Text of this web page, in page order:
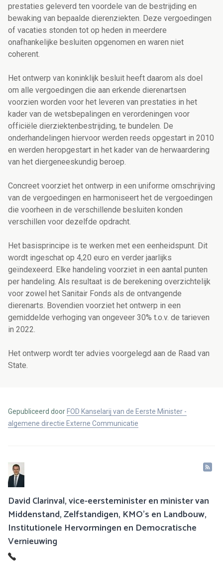
prestaties geleverd ten voordele van de bestrijding en
bewaking van bepaalde dierenziekten. Deze vergoedingen
of vacaties stonden tot op heden in meerdere
onafhankelijke besluiten opgenomen en waren niet
coherent.
Het ontwerp van koninklijk besluit heeft daarom als doel
om alle vergoedingen die aan erkende dierenartsen
voorzien worden voor het leveren van prestaties in het
kader van de wetsbepalingen en verordeningen voor
officiële dierziektenbestrijding, te bundelen. De
onderhandelingen hiervoor werden reeds opgestart in 2010
en werden heropgestart in het kader van de herwaardering
van het diergeneeskundig beroep.
Concreet voorziet het ontwerp in een uniforme omschrijving
van de vergoedingen en harmoniseert het de vergoedingen
die voorheen in de verschillende besluiten konden
verschillen voor dezelfde opdracht.
Het basisprincipe is te werken met een eenheidspunt. Dit
wordt ingeschat op 4,20 euro en verder jaarlijks
geïndexeerd. Elke handeling voorziet in een aantal punten
per handeling. Als resultaat is de berekening overzichtelijk
voor zowel het Sanitair Fonds als de ontvangende
dierenarts. Bovendien voorziet het ontwerp in een
gemiddelde verhoging van ongeveer 30% t.o.v. de tarieven
in 2022.
Het ontwerp wordt ter advies voorgelegd aan de Raad van
State.
Gepubliceerd door FOD Kanselarij van de Eerste Minister -
algemene directie Externe Communicatie
David Clarinval, vice-eersteminister en minister van
Middenstand, Zelfstandigen, KMO’s en Landbouw,
Institutionele Hervormingen en Democratische
Vernieuwing